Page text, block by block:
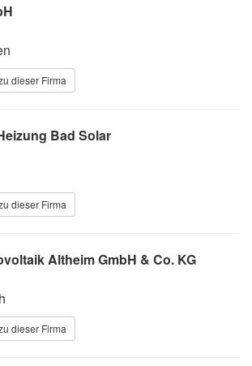
dieser Firma
Bad Solar
dieser Firma
Altheim GmbH & Co. KG
dieser Firma